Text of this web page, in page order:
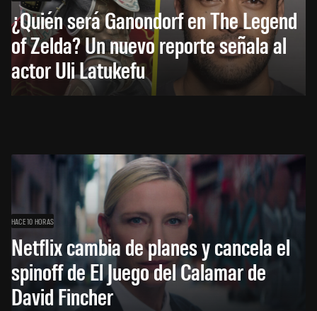
¿Quién será Ganondorf en The Legend
of Zelda? Un nuevo reporte señala al
actor Uli Latukefu
HACE 10 HORAS
Netflix cambia de planes y cancela el
spinoff de El Juego del Calamar de
David Fincher